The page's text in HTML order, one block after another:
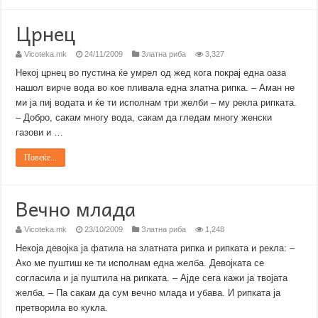
Црнец
Vicoteka.mk 24/11/2009 Златна риба 3,327
Некој црнец во пустина ќе умрел од жед кога покрај една оаза
нашол вирче вода во кое пливала една златна рипка. – Аман не
ми ја пиј водата и ќе ти исполнам три желби – му рекла рипката.
– Добро, сакам многу вода, сакам да гледам многу женски
газови и …
Повеќе...
Вечно млада
Vicoteka.mk 23/10/2009 Златна риба 1,248
Некоја девојка ја фатила на златната рипка и рипката и рекла: –
Ако ме пуштиш ке ти исполнам една желба. Девојката се
согласила и ја пуштила на рипката. – Ајде сега кажи ја твојата
желба. – Па сакам да сум вечно млада и убава. И рипката ја
претворила во кукла.